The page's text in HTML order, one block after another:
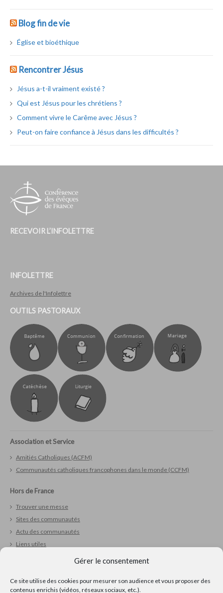
Gérer le consentement
Ce site utilise des cookies pour mesurer son audience et vous proposer des
contenus enrichis (vidéos, réseaux sociaux, etc.).
Blog fin de vie
Église et bioéthique
Rencontrer Jésus
Jésus a-t-il vraiment existé ?
Qui est Jésus pour les chrétiens ?
Comment vivre le Carême avec Jésus ?
Peut-on faire confiance à Jésus dans les difficultés ?
RECEVOIR L’INFOLETTRE
INFOLETTRE
Archives de l'Infolettre
OUTILS PASTORAUX
Association et Service
Amitiés Catholiques (ACFM)
Communautés catholiques francophones dans le monde (CCFM)
Hors de France
Trouver une messe
Sites des communautés
Actu des communautés
Liens utiles
Réfléchir